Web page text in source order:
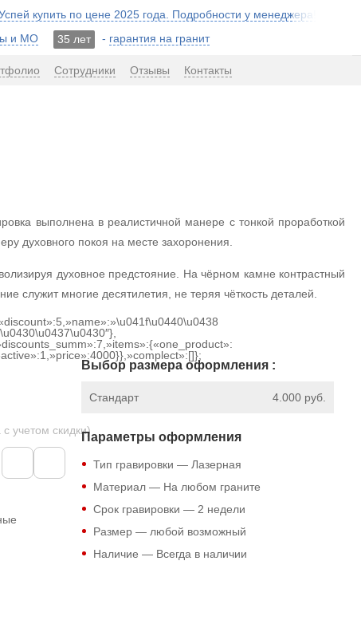
купить по цене 2025 года. Подробности у менеджера!
и МО 35 лет - гарантия на гранит
Сотрудники Отзывы Контакты
выполнена в реалистичной манере с тонкой проработкой
духовного покоя на месте захоронения.
духовное предстояние. На чёрном камне контрастный
служит многие десятилетия, не теряя чёткость деталей.
с учетом скидки)
Выбор размера оформления :
4.000 руб.
Стандарт
Параметры оформления
Тип гравировки — Лазерная
Материал — На любом граните
Срок гравировки — 2 недели
Размер — любой возможный
Наличие — Всегда в наличии